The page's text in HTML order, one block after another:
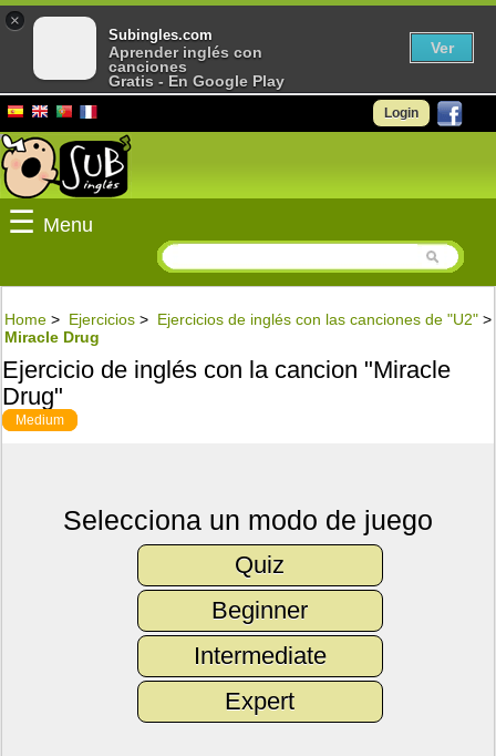
Login
☰ Menu
Home > Ejercicios > Ejercicios de inglés con las canciones de "U2" >
Miracle Drug
Ejercicio de inglés con la cancion "Miracle
Drug"
Medium
Selecciona un modo de juego
Quiz
Beginner
Intermediate
Expert
×
Subingles.com
Aprender inglés con
canciones
Gratis - En Google Play
Ver